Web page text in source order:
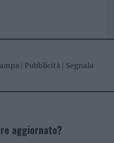
| Pubblicità| Segnala
aggiornato?